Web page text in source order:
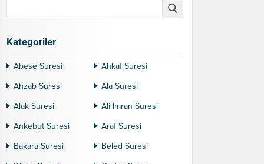
Kategoriler
Abese Suresi
Ahkaf Suresi
Ahzab Suresi
Ala Suresi
Alak Suresi
Ali İmran Suresi
Ankebut Suresi
Araf Suresi
Bakara Suresi
Beled Suresi